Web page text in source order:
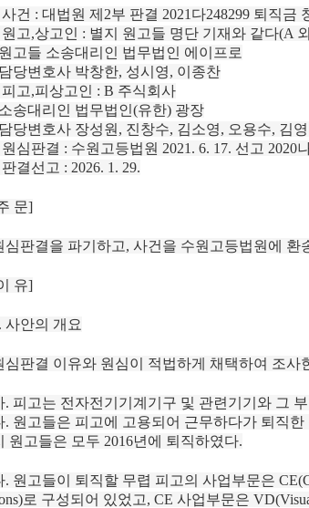
건 : 대법원 제2부 판결 2021다248299 퇴직금
고,상고인 : 별지 원고들 명단 기재와 같다(A
고들 소송대리인 법무법인 에이프로
당변호사 박창한, 성시영, 이종찬
고,피상고인 : B 주식회사
송대리인 법무법인(유한) 광장
당변호사 장성원, 진창수, 김소영, 오용수, 김영
심판결 : 수원고등법원 2021. 6. 17. 선고 2020
결선고 : 2026. 1. 29.
문]
심판결을 파기하고, 사건을 수원고등법원에 환
유]
사안의 개요
심판결 이유와 원심이 적법하게 채택하여 조사
. 피고는 전자전기기계기구 및 관련기기와 그
. 원고들은 피고에 고용되어 근무하다가 퇴직
원고들은 모두 2016년에 퇴직하였다.
. 원고들이 퇴직할 무렵 피고의 사업부문은
로 구성되어 있었고, CE 사업부문은